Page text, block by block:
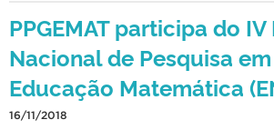
PPGEMAT participa do
Nacional de Pesquisa
Educação Matemática
16/11/2018